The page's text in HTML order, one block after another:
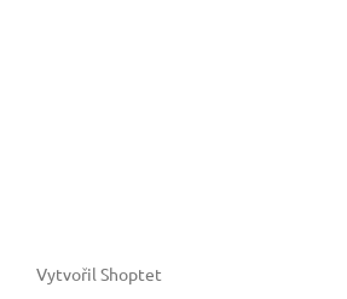
Vytvořil Shoptet